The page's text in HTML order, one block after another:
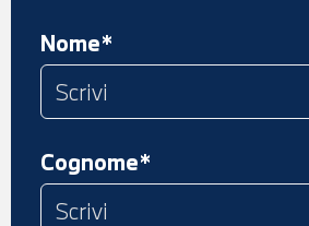
Nome*
Cognome*